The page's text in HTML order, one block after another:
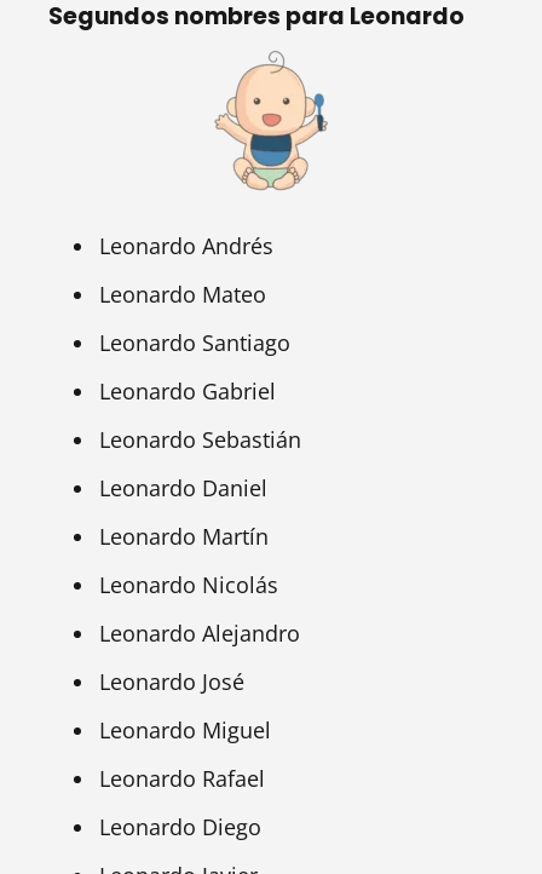
Segundos nombres para Leonardo
Leonardo Andrés
Leonardo Mateo
Leonardo Santiago
Leonardo Gabriel
Leonardo Sebastián
Leonardo Daniel
Leonardo Martín
Leonardo Nicolás
Leonardo Alejandro
Leonardo José
Leonardo Miguel
Leonardo Rafael
Leonardo Diego